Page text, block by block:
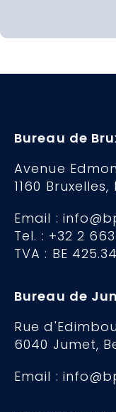
Bureau de
Avenue
1160
Email :
Tel. : +32 2
TVA : BE
Bureau de
Rue
6040 Jumet,
Email :